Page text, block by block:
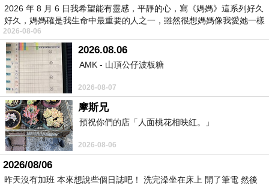
後當然還會包括的，就是MLB三十支球團的近況
報導，以及日本球員的成績表現。另外，兩者也
有許多不同的部分，特別是各種有趣的固定專
欄，從中也展現了兩本雜誌的風格和特色迥異之
處。
最近一年內兩方報導的主題，可以參考附表的介
紹。除了季初和季末固定出版的選手名鑑與球季
回顧之外，眼尖的讀者應該不難從中發現兩本雜
誌的方向有何差異。
2026 年 8 月 6 日我希望能有靈感，平靜的心，寫《媽媽》這系列好久
好久，媽媽確是我生命中最重要的人之一，雖然很想媽媽像我愛她一樣
2026-08-06
2026.08.06
AMK - 山頂公仔波板糖
2026-08-07
摩斯兄
預祝你們的店「人面桃花相映紅。」
2026-08-06
2026/08/06
昨天沒有加班 本來想說些個日誌吧！ 洗完澡坐在床上 開了筆電 然後